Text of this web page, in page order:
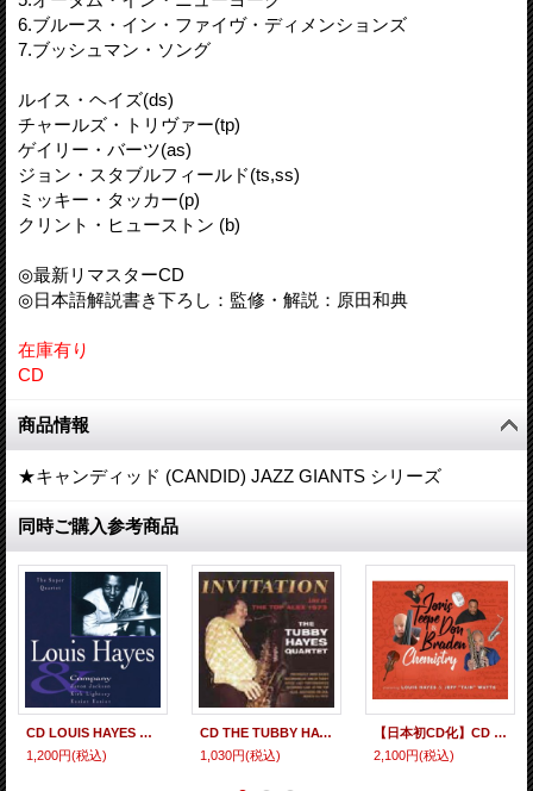
6.ブルース・イン・ファイヴ・ディメンションズ
7.ブッシュマン・ソング
ルイス・ヘイズ(ds)
チャールズ・トリヴァー(tp)
ゲイリー・バーツ(as)
ジョン・スタブルフィールド(ts,ss)
ミッキー・タッカー(p)
クリント・ヒューストン (b)
◎最新リマスターCD
◎日本語解説書き下ろし：監修・解説：原田和典
在庫有り
CD
商品情報
★キャンディッド (CANDID) JAZZ GIANTS シリーズ
同時ご購入参考商品
CD LOUIS HAYES ＆ COMPANY ルイス・ヘイズ＆カンパニー / THE SUPER QUARTET ザ・スーパー・カルテット
1,200円(税込)
CD THE TUBBY HAYES QUARTET ザ・タビー・ヘイズ・カルテット / インヴィテーション~ライヴ・アット・ザ・トップ・アレックス1973
1,030円(税込)
【日本初CD化】CD JORIS TEEPE feat.LOUIS HAYES & JEFF TAIN WATTS ヨリス・テーベ・フィーチャリング・ルイス・ヘイス＆ジェフティンワッツ / CHEMISTORY ケミストリー ルイス・ヘイズ & ジェフ“テイン”ワッツ！ドラムの神々が煽るリアル・ジャズ ！
2,100円(税込)